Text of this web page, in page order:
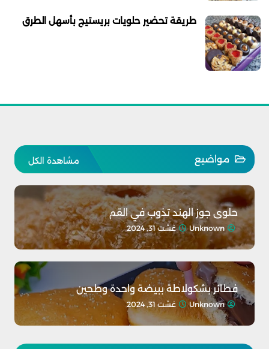
طريقة تحضير حلويات بريستيج بأسهل الطرق
مشاهدة الكل مواضيع
حلوى جوز الهند تذوب في القم
Unknown غشت 31, 2024
فطائر بشكولاطة ببيضة واحدة وطحين
Unknown غشت 31, 2024